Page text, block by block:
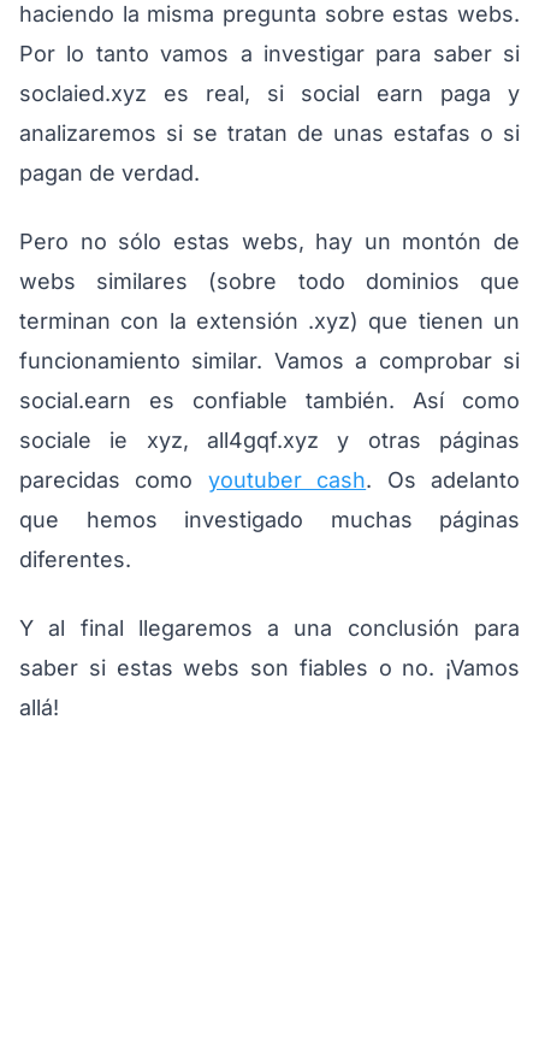
haciendo la misma pregunta sobre estas webs.
Por lo tanto vamos a investigar para saber si
soclaied.xyz es real, si social earn paga y
analizaremos si se tratan de unas estafas o si
pagan de verdad.
Pero no sólo estas webs, hay un montón de
webs similares (sobre todo dominios que
terminan con la extensión .xyz) que tienen un
funcionamiento similar. Vamos a comprobar si
social.earn es confiable también. Así como
sociale ie xyz, all4gqf.xyz y otras páginas
parecidas como youtuber cash. Os adelanto
que hemos investigado muchas páginas
diferentes.
Y al final llegaremos a una conclusión para
saber si estas webs son fiables o no. ¡Vamos
allá!